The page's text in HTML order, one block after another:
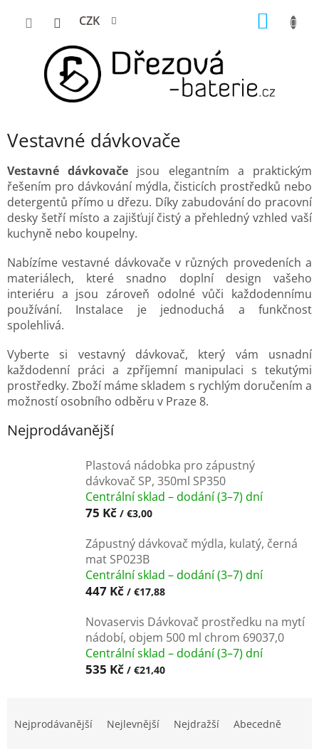
CZK
Vestavné dávkovače
Vestavné dávkovače jsou elegantním a praktickým
řešením pro dávkování mýdla, čisticích prostředků nebo
detergentů přímo u dřezu. Díky zabudování do pracovní
desky šetří místo a zajišťují čistý a přehledný vzhled vaší
kuchyně nebo koupelny.
Nabízíme vestavné dávkovače v různých provedeních a
materiálech, které snadno doplní design vašeho
interiéru a jsou zároveň odolné vůči každodennímu
používání. Instalace je jednoduchá a funkčnost
spolehlivá.
Vyberte si vestavný dávkovač, který vám usnadní
každodenní práci a zpříjemní manipulaci s tekutými
prostředky. Zboží máme skladem s rychlým doručením a
možností osobního odběru v Praze 8.
Nejprodávanější
Plastová nádobka pro zápustný
dávkovač SP, 350ml SP350
Centrální sklad – dodání (3–7) dní
75 Kč / €3,00
Zápustný dávkovač mýdla, kulatý, černá
mat SP023B
Centrální sklad – dodání (3–7) dní
447 Kč / €17,88
Novaservis Dávkovač prostředku na mytí
nádobí, objem 500 ml chrom 69037,0
Centrální sklad – dodání (3–7) dní
535 Kč / €21,40
Nejprodávanější Nejlevnější Nejdražší Abecedně